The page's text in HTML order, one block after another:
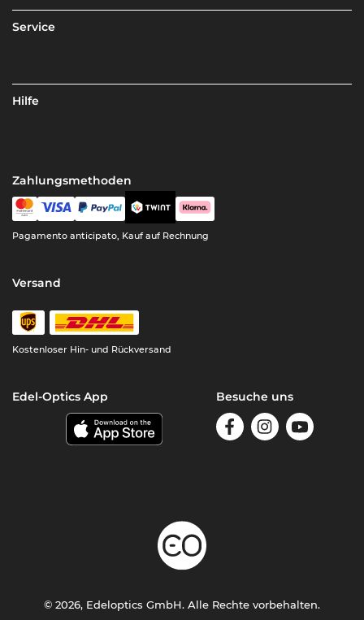
Service
Hilfe
Zahlungsmethoden
Pagamento anticipato, Kauf auf Rechnung
Versand
Kostenloser Hin- und Rückversand
Edel-Optics App Besuche uns
© 2026, Edeloptics GmbH. Alle Rechte vorbehalten.